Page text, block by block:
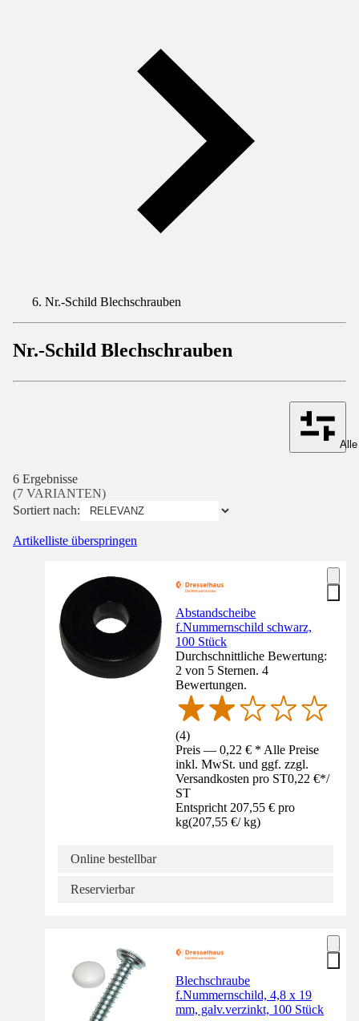
Nr.-Schild Blechschrauben
Nr.-Schild Blechschrauben
6 Ergebnisse
(7 VARIANTEN)
Sortiert nach:
Artikelliste überspringen
Abstandscheibe
f.Nummernschild schwarz,
100 Stück
Durchschnittliche Bewertung:
2 von 5 Sternen. 4
Bewertungen.
(4)
Preis — 0,22 € * Alle Preise
inkl. MwSt. und ggf. zzgl.
Versandkosten pro ST0,22 €*/
ST
Entspricht 207,55 € pro
kg(207,55 €/ kg)
Online bestellbar
Reservierbar
Blechschraube
f.Nummernschild, 4,8 x 19
mm, galv.verzinkt, 100 Stück